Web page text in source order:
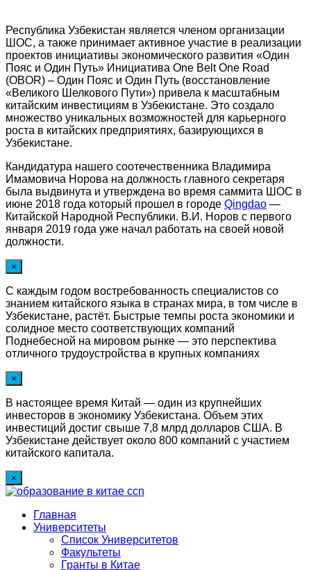
Республика Узбекистан является членом организации
ШОС, а также принимает активное участие в реализации
проектов инициативы экономического развития «Один
Пояс и Один Путь» Инициатива One Belt One Road
(OBOR) – Один Пояс и Один Путь (восстановление
«Великого Шелкового Пути») привела к масштабным
китайским инвестициям в Узбекистане. Это создало
множество уникальных возможностей для карьерного
роста в китайских предприятиях, базирующихся в
Узбекистане.
Кандидатура нашего соотечественника Владимира
Имамовича Норова на должность главного секретаря
была выдвинута и утверждена во время саммита ШОС в
июне 2018 года который прошел в городе Qingdao —
Китайской Народной Республики. В.И. Норов с первого
января 2019 года уже начал работать на своей новой
должности.
×
С каждым годом востребованность специалистов со
знанием китайского языка в странах мира, в том числе в
Узбекистане, растёт. Быстрые темпы роста экономики и
солидное место соответствующих компаний
Поднебесной на мировом рынке — это перспектива
отличного трудоустройства в крупных компаниях
×
В настоящее время Китай — один из крупнейших
инвесторов в экономику Узбекистана. Объем этих
инвестиций достиг свыше 7,8 млрд долларов США. В
Узбекистане действует около 800 компаний с участием
китайского капитала.
×
Главная
Университеты
Список Университетов
Факультеты
Гранты в Китае